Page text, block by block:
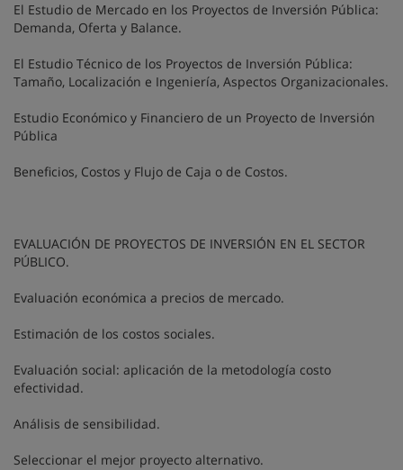
El Estudio de Mercado en los Proyectos de Inversión Pública:
Demanda, Oferta y Balance.
El Estudio Técnico de los Proyectos de Inversión Pública:
Tamaño, Localización e Ingeniería, Aspectos Organizacionales.
Estudio Económico y Financiero de un Proyecto de Inversión
Pública
Beneficios, Costos y Flujo de Caja o de Costos.
EVALUACIÓN DE PROYECTOS DE INVERSIÓN EN EL SECTOR
PÚBLICO.
Evaluación económica a precios de mercado.
Estimación de los costos sociales.
Evaluación social: aplicación de la metodología costo
efectividad.
Análisis de sensibilidad.
Seleccionar el mejor proyecto alternativo.